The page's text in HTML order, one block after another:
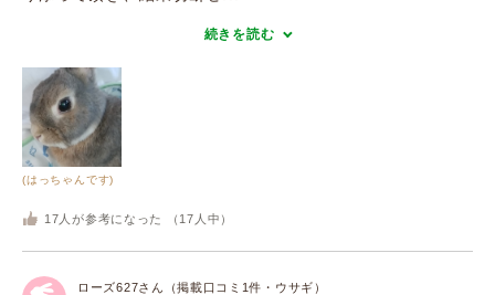
続きを読む
(はっちゃんです)
17 人が参考になった （ 17 人中）
ローズ627さん（掲載口コミ1件・ウサギ）